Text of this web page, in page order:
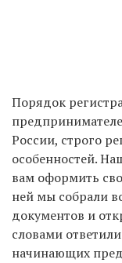
Порядок
России, строго
особенностей.
вам оформить
ней мы собрали
документов и
словами
начинающих